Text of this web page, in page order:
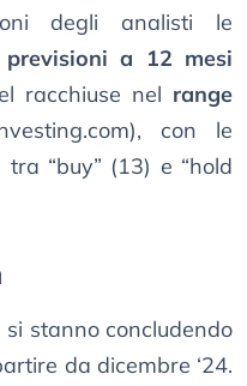
degli analisti le
previsioni a 12 mesi
racchiuse nel range
con le
“buy” (13) e “hold
si stanno concludendo
da dicembre ‘24.